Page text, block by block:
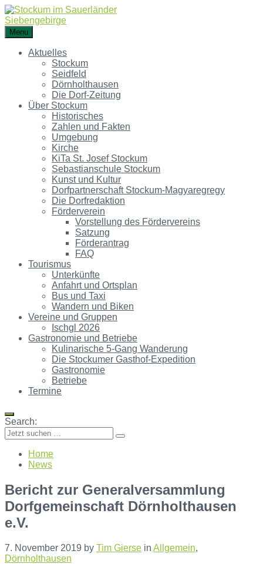
Menu
Aktuelles
Stockum
Seidfeld
Dörnholthausen
Die Dorf-Zeitung
Über Stockum
Historisches
Zahlen und Fakten
Umgebung
Kirche
KiTa St. Josef Stockum
Sebastianschule Stockum
Kunst und Kultur
Dorfpartnerschaft Stockum-Magyaregregy
Die Dorfredaktion
Förderverein
Vorstellung des Fördervereins
Satzung
Förderantrag
FAQ
Tourismus
Unterkünfte
Anfahrt und Ortsplan
Bus und Taxi
Wandern und Biken
Vereine und Gruppen
Ischgl 2026
Gastronomie und Betriebe
Kulinarische 5-Gang Wanderung
Die Stockumer Gasthof-Expedition
Gastronomie
Betriebe
Termine
Search:
Home
News
Bericht zur Generalversammlung
Dorfgemeinschaft Dörnholthausen
e.V.
7. November 2019 by Tim Gierse in Allgemein,
Dörnholthausen